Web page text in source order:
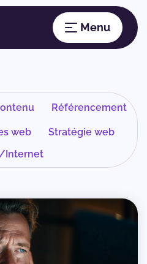
Référencement
web
Stratégie web
Internet